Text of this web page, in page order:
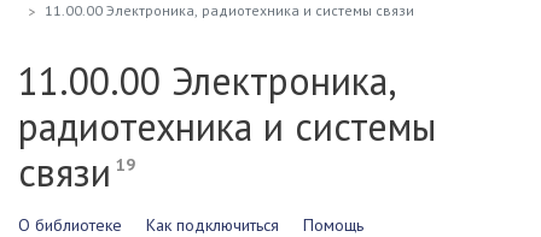
11.00.00 Электроника, радиотехника и системы связи
11.00.00 Электроника,
радиотехника и системы
связи19
О библиотеке Как подключиться Помощь